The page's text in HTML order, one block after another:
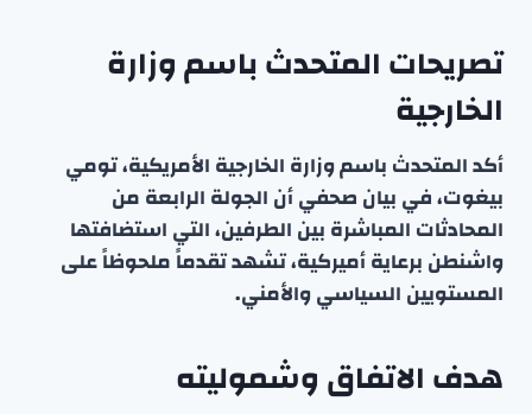
تصريحات المتحدث باسم وزارة
الخارجية
أكد المتحدث باسم وزارة الخارجية الأمريكية، تومي
بيغوت، في بيان صحفي أن الجولة الرابعة من
المحادثات المباشرة بين الطرفين، التي استضافتها
واشنطن برعاية أميركية، تشهد تقدماً ملحوظاً على
المستويين السياسي والأمني.
هدف الاتفاق وشموليته